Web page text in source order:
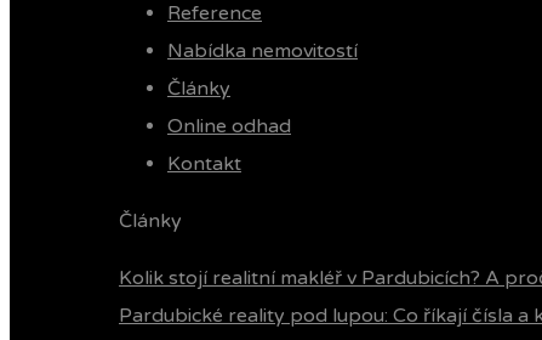
Reference
Nabídka nemovitostí
Články
Online odhad
Kontakt
Články
Kolik stojí realitní makléř v Pardubicích? A
Pardubické reality pod lupou: Co říkají čísla a